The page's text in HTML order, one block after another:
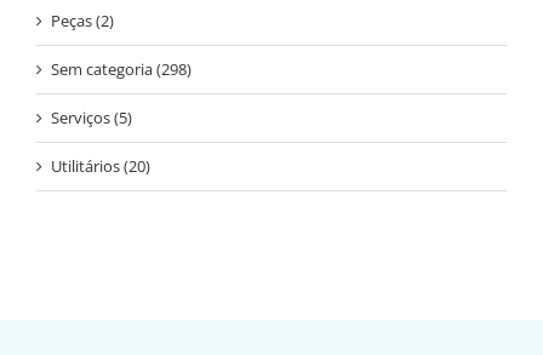
Peças (2)
Sem categoria (298)
Serviços (5)
Utilitários (20)